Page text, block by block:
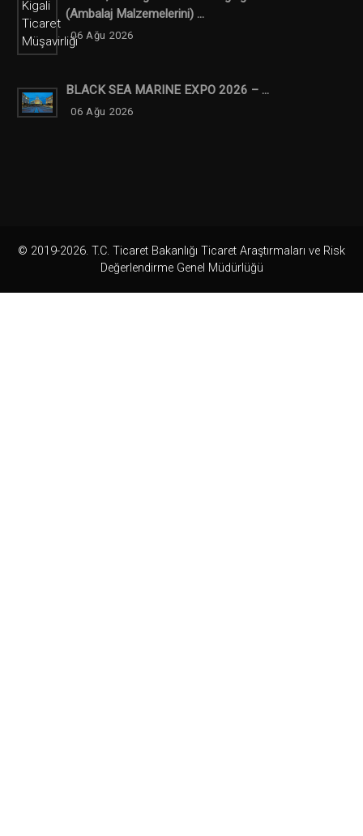
(ambalaj Malzemelerini) ...
06 Ağu 2026
BLACK SEA MARINE EXPO 2026 – ...
06 Ağu 2026
© 2019-2026. T.C. Ticaret Bakanlığı Ticaret Araştırmaları ve Risk
Değerlendirme Genel Müdürlüğü